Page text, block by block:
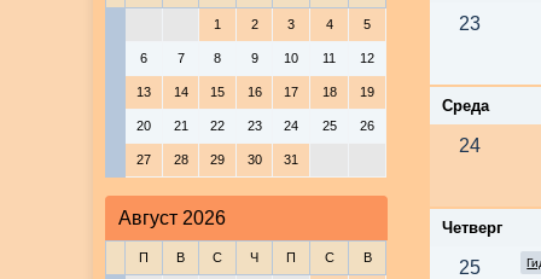
23
Среда
24
Четверг
25
1 2 3 4 5
6 7 8 9 10 11 12
13 14 15 16 17 18 19
20 21 22 23 24 25 26
27 28 29 30 31
Август 2026
П В С Ч П С В